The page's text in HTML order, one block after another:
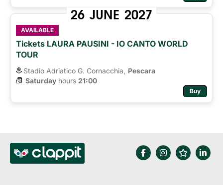
26 JUNE 2027
AVAILABLE
Tickets LAURA PAUSINI - IO CANTO WORLD
TOUR
Stadio Adriatico G. Cornacchia,
Pescara
Saturday hours 21:00
Buy